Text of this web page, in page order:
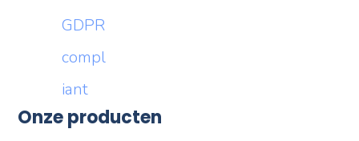
Onze producten